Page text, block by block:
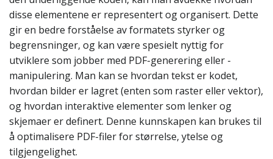
disse elementene er representert og organisert. Dette
gir en bedre forståelse av formatets styrker og
begrensninger, og kan være spesielt nyttig for
utviklere som jobber med PDF-generering eller -
manipulering. Man kan se hvordan tekst er kodet,
hvordan bilder er lagret (enten som raster eller vektor),
og hvordan interaktive elementer som lenker og
skjemaer er definert. Denne kunnskapen kan brukes til
å optimalisere PDF-filer for størrelse, ytelse og
tilgjengelighet.